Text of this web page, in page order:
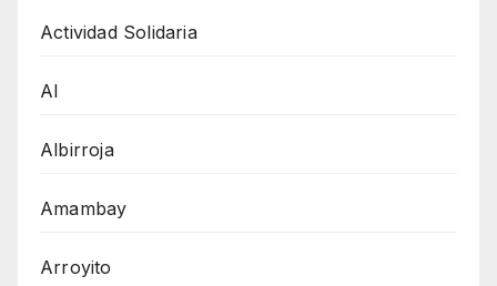
Actividad Solidaria
AI
Albirroja
Amambay
Arroyito